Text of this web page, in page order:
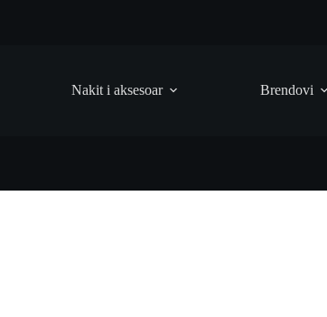
Nakit i aksesoar Brendovi